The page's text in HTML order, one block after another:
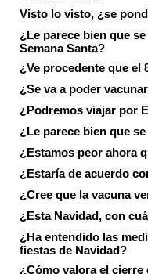
Visto lo visto, ¿se
¿Le parece bien que
Semana Santa?
¿Ve procedente que el
¿Se va a poder
¿Podremos viajar por
¿Le parece bien que
¿Estamos peor ahora
¿Estaría de acuerdo
¿Cree que la vacuna
¿Esta Navidad, con
¿Ha entendido las
fiestas de Navidad?
¿Cómo valora el